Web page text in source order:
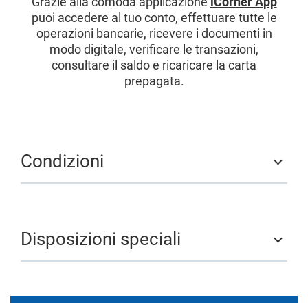
puoi accedere al tuo conto, effettuare tutte le
operazioni bancarie, ricevere i documenti in
modo digitale, verificare le transazioni,
consultare il saldo e ricaricare la carta
prepagata.
Condizioni
Disposizioni speciali